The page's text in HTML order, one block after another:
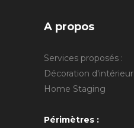
A propos
Services proposés :
Décoration d'intérieur
Home Staging
Périmètres :